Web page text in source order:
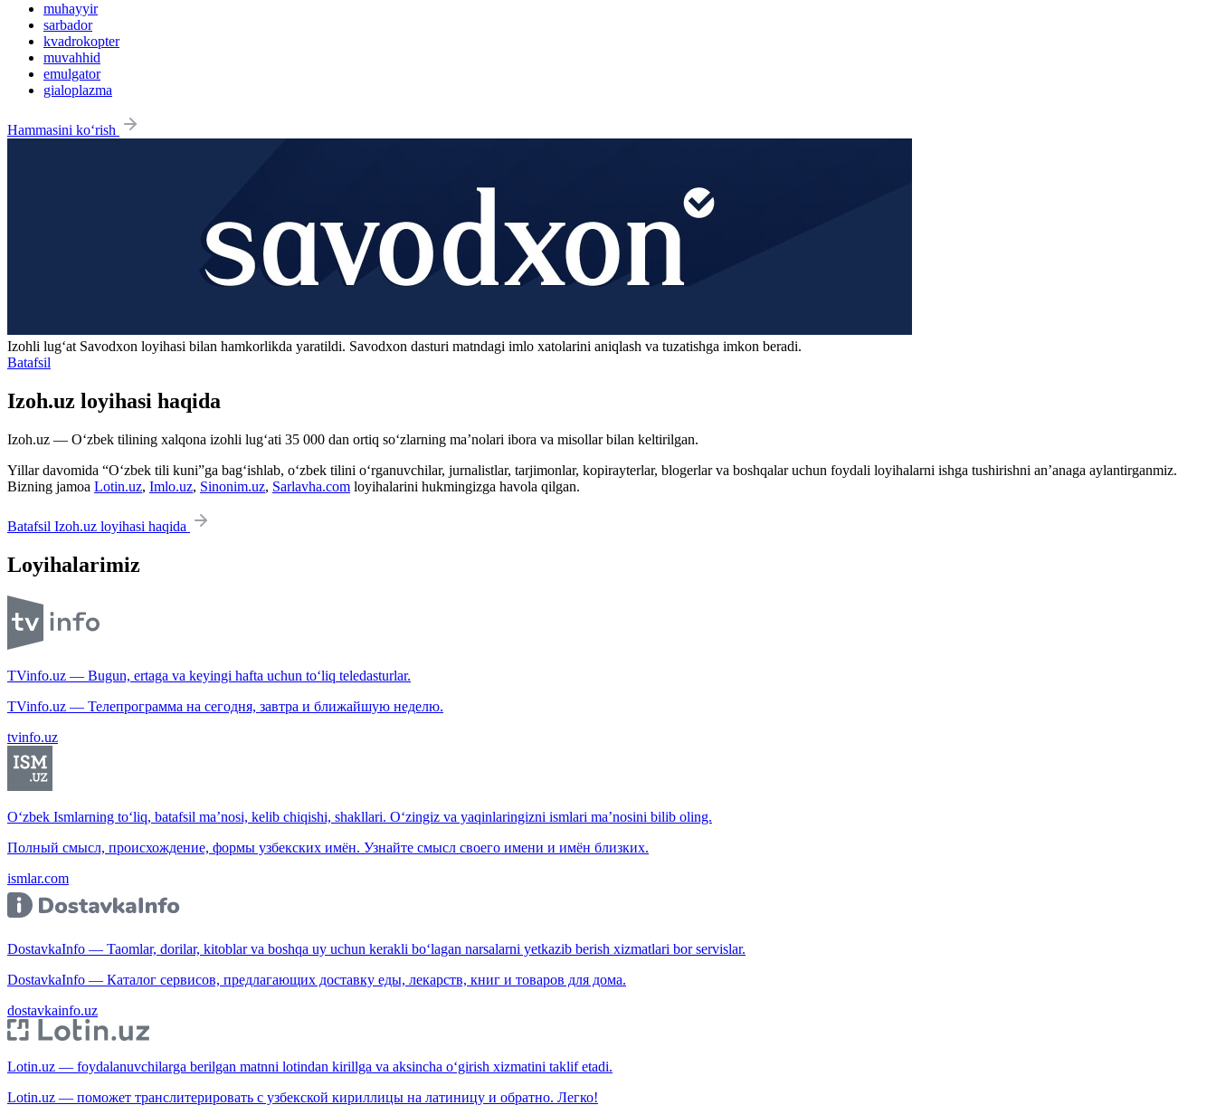
muhayyir
sarbador
kvadrokopter
muvahhid
emulgator
gialoplazma
Hammasini ko‘rish
Izohli lugʻat Savodxon loyihasi bilan hamkorlikda yaratildi. Savodxon dasturi matndagi imlo xatolarini aniqlash va tuzatishga imkon beradi.
Batafsil
Izoh.uz loyihasi haqida
Izoh.uz — O‘zbek tilining xalqona izohli lug‘ati 35 000 dan ortiq so‘zlarning ma’nolari ibora va misollar bilan keltirilgan.
Yillar davomida “O‘zbek tili kuni”ga bag‘ishlab, o‘zbek tilini o‘rganuvchilar, jurnalistlar, tarjimonlar, kopirayterlar, blogerlar va boshqalar uchun foydali loyihalarni ishga tushirishni an’anaga aylantirganmiz.
Bizning jamoa Lotin.uz, Imlo.uz, Sinonim.uz, Sarlavha.com loyihalarini hukmingizga havola qilgan.
Batafsil Izoh.uz loyihasi haqida
Loyihalarimiz
TVinfo.uz — Bugun, ertaga va keyingi hafta uchun to‘liq teledasturlar.
TVinfo.uz — Телепрограмма на сегодня, завтра и ближайшую неделю.
tvinfo.uz
O‘zbek Ismlarning to‘liq, batafsil ma’nosi, kelib chiqishi, shakllari. O‘zingiz va yaqinlaringizni ismlari ma’nosini bilib oling.
Полный смысл, происхождение, формы узбекских имён. Узнайте смысл своего имени и имён близких.
ismlar.com
DostavkaInfo — Taomlar, dorilar, kitoblar va boshqa uy uchun kerakli bo‘lagan narsalarni yetkazib berish xizmatlari bor servislar.
DostavkaInfo — Каталог сервисов, предлагающих доставку еды, лекарств, книг и товаров для дома.
dostavkainfo.uz
Lotin.uz — foydalanuvchilarga berilgan matnni lotindan kirillga va aksincha o‘girish xizmatini taklif etadi.
Lotin.uz — поможет транслитерировать с узбекской кириллицы на латиницу и обратно. Легко!